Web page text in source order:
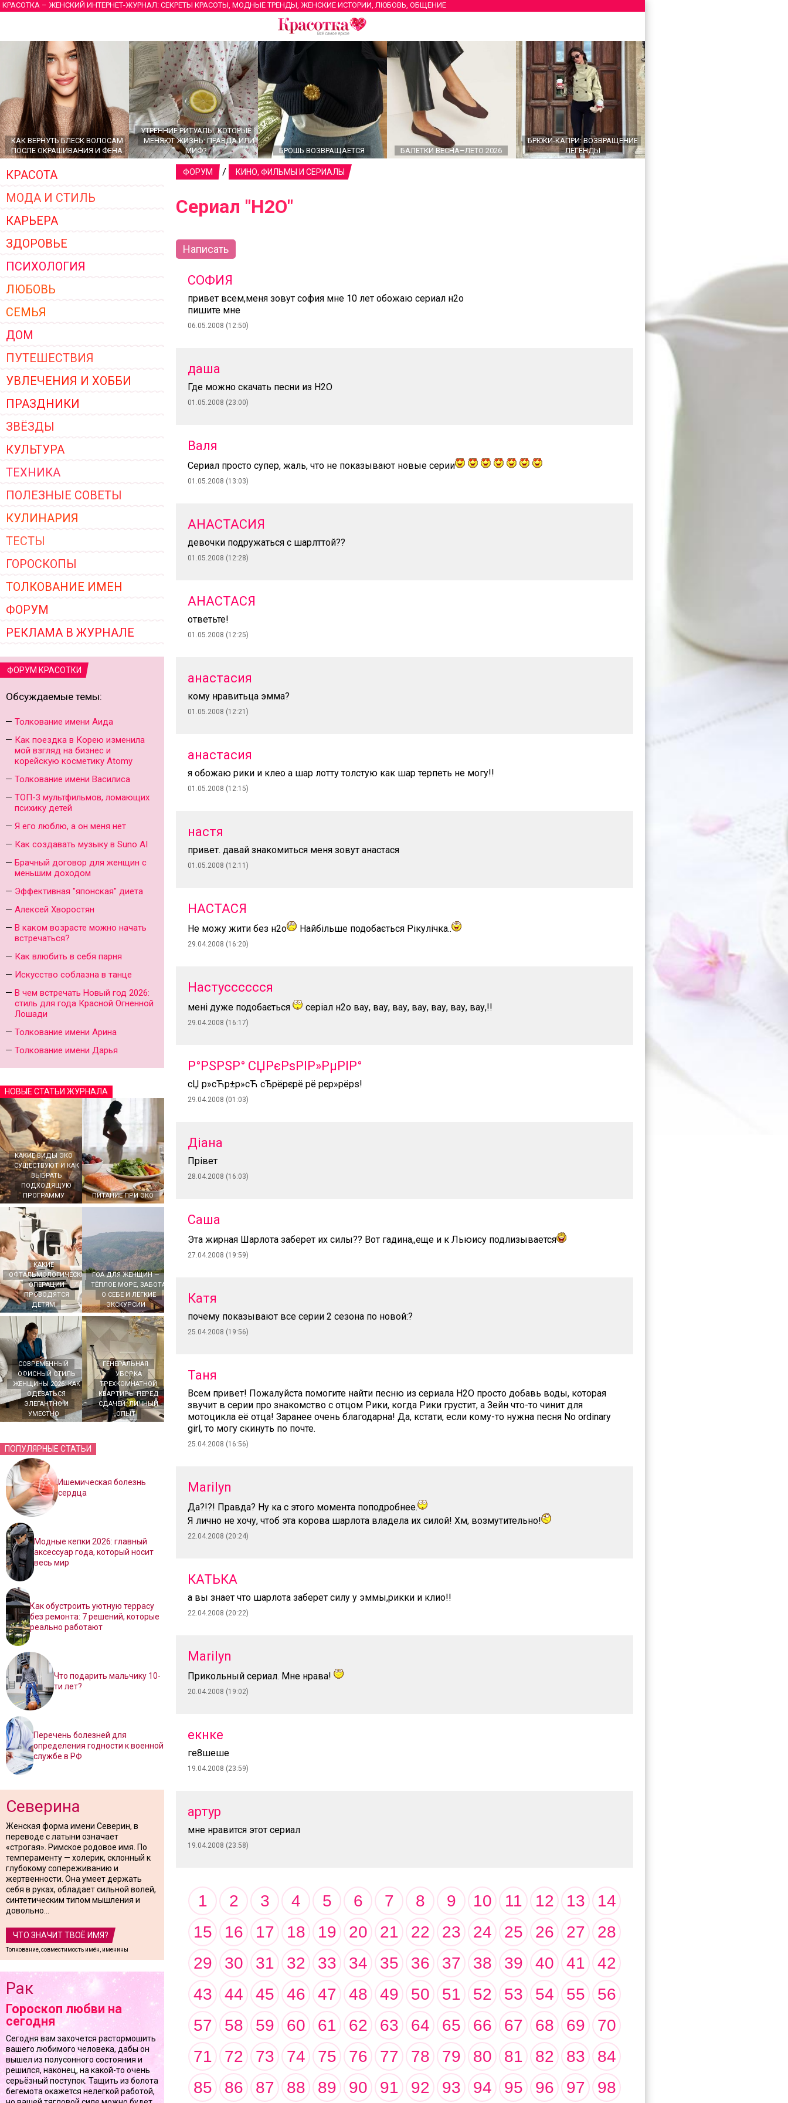
КРАСОТКА – ЖЕНСКИЙ ИНТЕРНЕТ-ЖУРНАЛ: СЕКРЕТЫ КРАСОТЫ, МОДНЫЕ ТРЕНДЫ, ЖЕНСКИЕ ИСТОРИИ, ЛЮБОВЬ, ОБЩЕНИЕ
КАК ВЕРНУТЬ БЛЕСК ВОЛОСАМ
ПОСЛЕ ОКРАШИВАНИЯ И ФЕНА
УТРЕННИЕ РИТУАЛЫ, КОТОРЫЕ
МЕНЯЮТ ЖИЗНЬ: ПРАВДА ИЛИ
МИФ?
БРОШЬ ВОЗВРАЩАЕТСЯ БАЛЕТКИ ВЕСНА–ЛЕТО 2026
БРЮКИ-КАПРИ: ВОЗВРАЩЕНИЕ
ЛЕГЕНДЫ
ГЛАВНЫЕ ТРЕНДЫ ВЕРХНЕЙ
ЖЕНСКОЙ ОДЕЖДЫ 2026
КРАСОТА
МОДА И СТИЛЬ
КАРЬЕРА
ЗДОРОВЬЕ
ПСИХОЛОГИЯ
ЛЮБОВЬ
СЕМЬЯ
ДОМ
ПУТЕШЕСТВИЯ
УВЛЕЧЕНИЯ И ХОББИ
ПРАЗДНИКИ
ЗВЁЗДЫ
КУЛЬТУРА
ТЕХНИКА
ПОЛЕЗНЫЕ СОВЕТЫ
КУЛИНАРИЯ
ТЕСТЫ
ГОРОСКОПЫ
ТОЛКОВАНИЕ ИМЕН
ФОРУМ
РЕКЛАМА В ЖУРНАЛЕ
ФОРУМ КРАСОТКИ
Обсуждаемые темы:
Толкование имени Аида
Как поездка в Корею изменила
мой взгляд на бизнес и
корейскую косметику Atomy
Толкование имени Василиса
ТОП-3 мультфильмов, ломающих
психику детей
Я его люблю, а он меня нет
Как создавать музыку в Suno AI
Брачный договор для женщин с
меньшим доходом
Эффективная "японская" диета
Алексей Хворостян
В каком возрасте можно начать
встречаться?
Как влюбить в себя парня
Искусство соблазна в танце
В чем встречать Новый год 2026:
стиль для года Красной Огненной
Лошади
Толкование имени Арина
Толкование имени Дарья
НОВЫЕ СТАТЬИ ЖУРНАЛА
КАКИЕ ВИДЫ ЭКО
СУЩЕСТВУЮТ И КАК
ВЫБРАТЬ
ПОДХОДЯЩУЮ
ПРОГРАММУ
ПИТАНИЕ ПРИ ЭКО
КАКИЕ
ОФТАЛЬМОЛОГИЧЕСКИЕ
ОПЕРАЦИИ
ПРОВОДЯТСЯ
ДЕТЯМ
ГОА ДЛЯ ЖЕНЩИН —
ТЁПЛОЕ МОРЕ, ЗАБОТА
О СЕБЕ И ЛЁГКИЕ
ЭКСКУРСИИ
СОВРЕМЕННЫЙ
ОФИСНЫЙ СТИЛЬ
ЖЕНЩИНЫ 2026: КАК
ОДЕВАТЬСЯ
ЭЛЕГАНТНО И
УМЕСТНО
ГЕНЕРАЛЬНАЯ
УБОРКА
ТРЕХКОМНАТНОЙ
КВАРТИРЫ ПЕРЕД
СДАЧЕЙ: ЛИЧНЫЙ
ОПЫТ
ПОПУЛЯРНЫЕ СТАТЬИ
Ишемическая болезнь
сердца
Модные кепки 2026: главный
аксессуар года, который носит
весь мир
Как обустроить уютную террасу
без ремонта: 7 решений, которые
реально работают
Что подарить мальчику 10-
ти лет?
Перечень болезней для
определения годности к военной
службе в РФ
Северина
Женская форма имени Северин, в
переводе с латыни означает
«строгая». Римское родовое имя. По
темпераменту — холерик, склонный к
глубокому сопереживанию и
жертвенности. Она умеет держать
себя в руках, обладает сильной волей,
синтетическим типом мышления и
довольно...
ЧТО ЗНАЧИТ ТВОЁ ИМЯ?
Толкование, совместимость имён, именины
Рак
Гороскоп любви на
сегодня
Сегодня вам захочется растормошить
вашего любимого человека, дабы он
вышел из полусонного состояния и
решился, наконец, на какой-то очень
серьёзный поступок. Тащить из болота
бегемота окажется нелегкой работой,
ФОРУМ / КИНО, ФИЛЬМЫ И СЕРИАЛЫ
Сериал "Н2О"
Написать
СОФИЯ
привет всем,меня зовут софия мне 10 лет обожаю сериал н2о
пишите мне
06.05.2008 (12:50)
даша
Где можно скачать песни из Н2О
01.05.2008 (23:00)
Валя
Сериал просто супер, жаль, что не показывают новые серии
01.05.2008 (13:03)
АНАСТАСИЯ
девочки подружаться с шарлттой??
01.05.2008 (12:28)
АНАСТАСЯ
ответьте!
01.05.2008 (12:25)
анастасия
кому нравитьца эмма?
01.05.2008 (12:21)
анастасия
я обожаю рики и клео а шар лотту толстую как шар терпеть не могу!!
01.05.2008 (12:15)
настя
привет. давай знакомиться меня зовут анастася
01.05.2008 (12:11)
НАСТАСЯ
Не можу жити без н2о Найбільше подобається Рікулічка..
29.04.2008 (16:20)
Настусссссся
мені дуже подобається серіал н2о вау, вау, вау, вау, вау, вау, вау,!!
29.04.2008 (16:17)
Р°РЅРЅР° СЏРєРѕРІР»РµРІР°
сЏ р»сЋр±р»сЋ сЂрёрєрё рё рєр»рёрѕ!
29.04.2008 (01:03)
Діана
Прівет
28.04.2008 (16:03)
Саша
Эта жирная Шарлота заберет их силы?? Вот гадина,,еще и к Льюису подлизывается
27.04.2008 (19:59)
Катя
почему показывают все серии 2 сезона по новой:?
25.04.2008 (19:56)
Таня
Всем привет! Пожалуйста помогите найти песню из сериала Н2О просто добавь воды, которая
звучит в серии про знакомство с отцом Рики, когда Рики грустит, а Зейн что-то чинит для
мотоцикла её отца! Заранее очень благодарна! Да, кстати, если кому-то нужна песня No ordinary
girl, то могу скинуть по почте.
25.04.2008 (16:56)
Marilyn
Да?!?! Правда? Ну ка с этого момента поподробнее.
Я лично не хочу, чтоб эта корова шарлота владела их силой! Хм, возмутительно!
22.04.2008 (20:24)
КАТЬКА
а вы знает что шарлота заберет силу у эммы,рикки и клио!!
22.04.2008 (20:22)
Marilyn
Прикольный сериал. Мне нрава!
20.04.2008 (19:02)
екнке
ге8шеше
19.04.2008 (23:59)
артур
мне нравится этот сериал
19.04.2008 (23:58)
1 2 3 4 5 6 7 8 9 10 11 12 13
14
15
16 17 18 19 20 21 22 23 24 25 26 27
28
29
30 31 32 33 34 35 36 37 38 39 40 41
42
43
44 45 46 47 48 49 50 51 52 53 54 55
56
57
58 59 60 61 62 63 64 65 66 67 68 69
70
71
72 73 74 75 76 77 78 79 80 81 82 83
84
85
86 87 88 89 90 91 92 93 94 95 96 97 98